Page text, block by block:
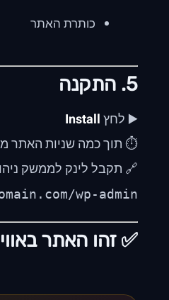
כותרת האתר
5. התקנה
▶️ לחץInstall
⏱️ תוך כמה שניות האתר
🔗 תקבל לינק לממשק
wp-admin
✅ זהו האתר